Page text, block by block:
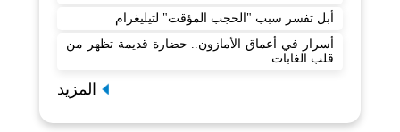
أبل تفسر سبب "الحجب المؤقت" لتيليغرام
أسرار في أعماق الأمازون.. حضارة قديمة تظهر من
قلب الغابات
المزيد